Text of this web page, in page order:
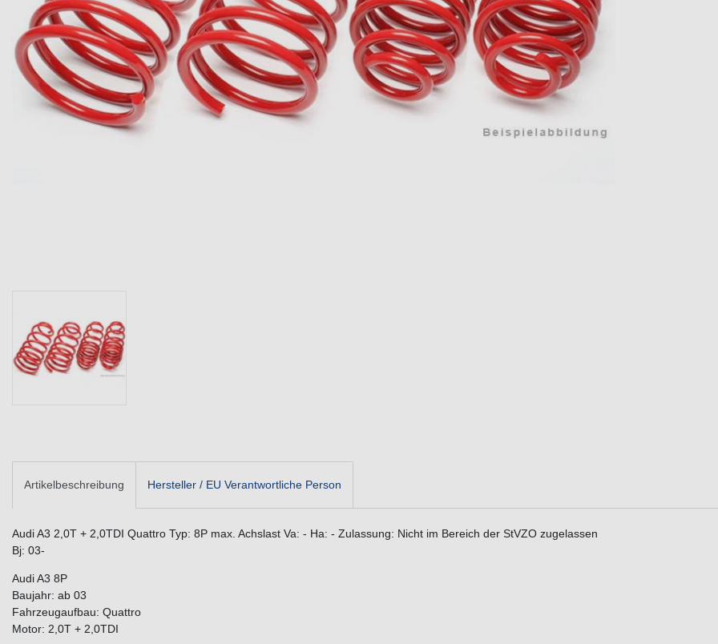
Artikelbeschreibung Hersteller / EU Verantwortliche Person
Audi A3 2,0T + 2,0TDI Quattro Typ: 8P max. Achslast Va: - Ha: - Zulassung: Nicht im Bereich der StVZO zugelassen
Bj: 03-
Audi A3 8P
Baujahr: ab 03
Fahrzeugaufbau: Quattro
Motor: 2,0T + 2,0TDI